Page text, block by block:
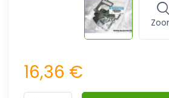
16,36 €